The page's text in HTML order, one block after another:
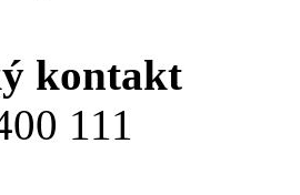
kontakt
111